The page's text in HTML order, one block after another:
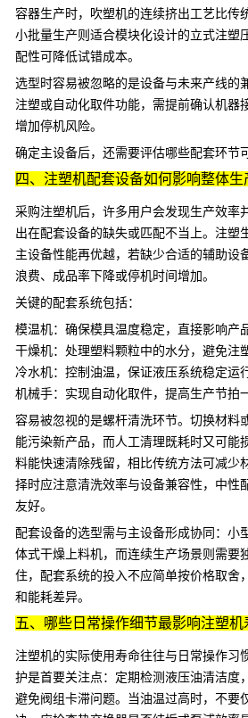
容器生产时，
吹塑机的连续挤出工艺比传
小批量生产则适合模块化设计的立式注塑
配性可降低试错成本。
选型时容易被忽略的是设备与未来产线的
注塑或自动化取件功能，需提前确认机器
增加停机风险。
确定主设备后，还需要评估哪些配套环节
四、注塑机配套设备如何影响整体生
采购注塑机后，许多用户会发现生产效率
出在配套设备的缺失或匹配不当上。注塑
主设备性能再优越，若缺少合适的辅助设
浪费、成品率下降或停机时间增加。
关键的配套系统包括：
模温机：确保模具温度稳定，直接影响产
干燥机：处理塑料颗粒中的水分，避免注
冷水机：控制油温，保证液压系统稳定运
机械手：实现自动化取件，提高生产节拍
容易被忽视的是螺杆清洗环节。切换材料
能污染新产品，而人工清理既耗时又可能
料能快速清除残留，相比传统方法可减少
择时应注意清洗效率与设备兼容性，中性
友好。
配套设备的选型需与主设备形成协同：小
体式干燥上料机，而连续生产场景则需要
住，配套系统的投入不应简单按价格取舍
和能耗差异。
五、哪些日常操作细节最影响注塑机
注塑机的实际使用寿命往往与日常操作习
护是首要关注点：定期检测液压油清洁度
避免阀组卡滞问题。当油温过高时，不要